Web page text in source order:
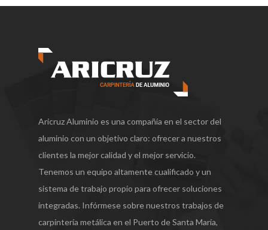
Aricruz Aluminio es una compañía en el sector del
aluminio con un objetivo claro: ofrecer a nuestros
clientes la mejor calidad y el mejor servicio.
Tenemos un equipo altamente cualificado y un
sistema de trabajo propio para ofrecer soluciones
integradas. Infórmese sobre nuestros trabajos de
carpintería metálica en el Puerto de Santa María,